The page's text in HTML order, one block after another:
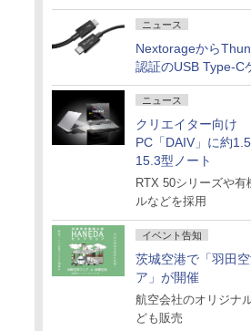
ニュース
Nextorageから
認証のUSB Type-C
ニュース
クリエイター向け
PC「DAIV」に約
15.3型ノート
RTX 50シリーズや有
ルなどを採用
イベント告知
茨城空港で「羽田空
ア」が開催
航空会社のオリジナ
ども販売